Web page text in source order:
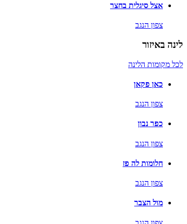
אצל סיגלית בחצר
צפון הנגב
לינה באיזור
לכל מקומות הלינה
כאן פקאן
צפון הנגב
כפר נבון
צפון הנגב
חלומות לה פז
צפון הנגב
מול הצבר